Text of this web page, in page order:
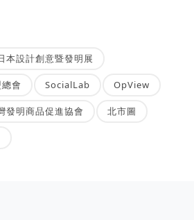
本設計創意暨發明展
會 SocialLab OpView
發明商品促進協會 北市圖